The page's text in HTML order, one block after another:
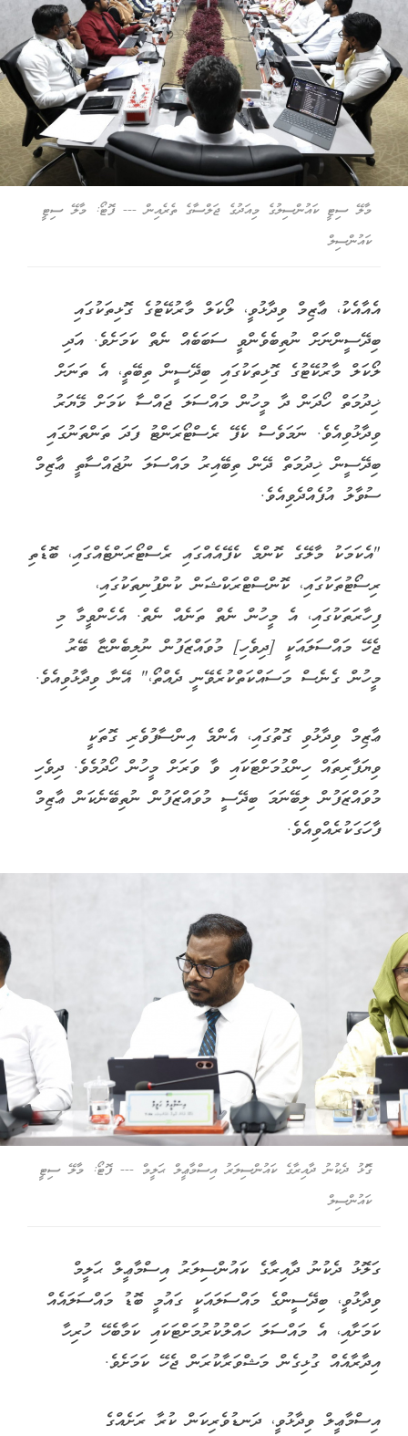
މާލޭ ސިޓީ ކައުންސިލުގެ މިއަދުގެ ޖަލްސާގެ ތެރެއިން --- ފޮޓޯ: މާލޭ ސިޓީ
ކައުންސިލް
އެއާއެކު، ޢާޒިމް ވިދާޅުވީ، ލޯކަލް މާރުކޭޓުގެ ގޮޅިތަކުގައި
ބިދޭސީންނަށް ނުތިބެވެންވީ ސަބަބެއް ނެތް ކަމަށެވެ. އަދި
ލޯކަލް މާރުކޭޓުގެ ގޮޅިތަކުގައި ބިދޭސީން ތިބޭތީ، އެ ތަނަށް
ޚިދުމަތް ހޯދަން ދާ މީހުން މައްސަލަ ޖައްސާ ކަމަށް މޭޔަރު
ވިދާޅުވިއެވެ. ނަމަވެސް ކެފޭ ރެސްޓޯރަންޓު ފަދަ ތަންތަނުގައި
ބިދޭސީން ޚިދުމަތް ދޭން ތިބޭއިރު މައްސަލަ ނުޖައްސާތީ ޢާޒިމް
ސުވާލު އުފެއްދެވިއެވެ.
"އެކަމަކު މާލޭގެ ކޮންމެ ކެފޭއެއްގައި ރެސްޓޯރަންޓެއްގައި، ބޮޑެތި
ރިސޯޓުތަކުގައި، ކޮންސްޓްރަކްޝަން ކުންފުނިތަކުގައި،
ފިހާރަތަކުގައި، އެ މީހުން ނެތް ތަނެއް ނެތް. އެހެންވީމާ މި
ޖެހޭ މައްސަލައަކީ [ދިވެހި] މުވައްޒަފުން ނުލިބެންޏާ ބޭރު
މީހުން ގެނެސް މަސައްކަތްކުރެވޭނީ ދެއްތޯ،" އޭނާ ވިދާޅުވިއެވެ.
ޢާޒިމް ވިދާޅުވި ގޮތުގައި، އެންމެ އިންސާފުވެރި ގޮތަކީ
ވިޔަފާރިތައް ހިންގުމަށްޓަކައި ވާ ވަރަށް މީހުން ހޯދުމެވެ. ދިވެހި
މުވައްޒަފުން ލިބޭނަމަ ބިދޭސީ މުވައްޒަފުން ނުތިބޭނެކަން ޢާޒިމް
ފާހަގަކުރެއްވިއެވެ.
ގަޮޅު ދެކުނު ދާއިރާގެ ކައުންސިލަރު އިސްމާޢީލް ޙަލީމް --- ފޮޓޯ: މާލޭ ސިޓީ
ކައުންސިލް
ގަލޮޅު ދެކުނު ދާއިރާގެ ކައުންސިލަރު އިސްމާޢީލް ޙަލީމް
ވިދާޅުވީ، ބިދޭސީންގެ މައްސަލައަކީ ގައުމީ ބޮޑު މައްސަލައެއް
ކަމަށާއި، އެ މައްސަލަ ހައްލުކުރުމަށްޓަކައި ކަމާބެހޭ ހުރިހާ
އިދާރާއެއް ގުޅިގެން މަޝްވަރާކުރަން ޖެހޭ ކަމަށެވެ.
އިސްމާޢީލް ވިދާޅުވީ، ދަނޑުވެރިކަން ކުރާ ރަށެއްގެ